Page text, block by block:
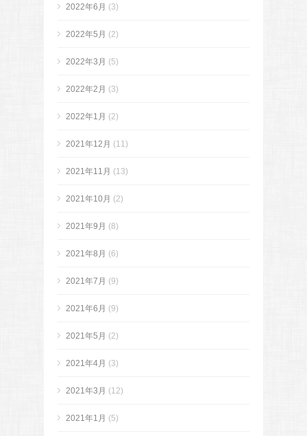
2022年6月 (3)
2022年5月 (2)
2022年3月 (5)
2022年2月 (3)
2022年1月 (2)
2021年12月 (11)
2021年11月 (13)
2021年10月 (2)
2021年9月 (8)
2021年8月 (6)
2021年7月 (9)
2021年6月 (9)
2021年5月 (2)
2021年4月 (3)
2021年3月 (12)
2021年1月 (5)